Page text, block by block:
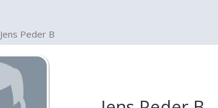
Jens Peder B